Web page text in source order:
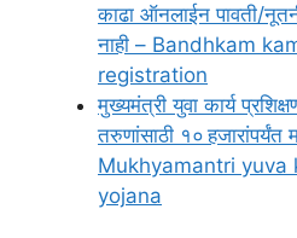
काढा ऑनलाईन पावती/
नाही – Bandhkam
registration
मुख्यमंत्री युवा कार्य
तरुणांसाठी १० हजारांपर्यंत
Mukhyamantri yuva
yojana